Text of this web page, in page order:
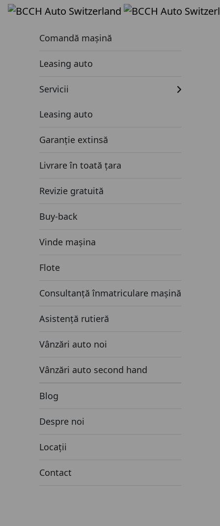
Mașini de vânzare
Comandă mașină
Leasing auto
Servicii
Leasing auto
Garanție extinsă
Livrare în toată țara
Revizie gratuită
Buy-back
Vinde mașina
Flote
Consultanță înmatriculare mașină
Asistență rutieră
Vânzări auto noi
Vânzări auto second hand
Blog
Despre noi
Locații
Contact